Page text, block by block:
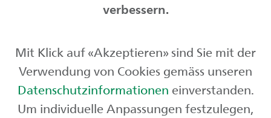
Börse und Märkte
Über uns
verbessern.
Mit Klick auf «Akzeptieren» sind Sie mit der
Verwendung von Cookies gemäss unseren
Datenschutzinformationen einverstanden.
Um individuelle Anpassungen festzulegen,